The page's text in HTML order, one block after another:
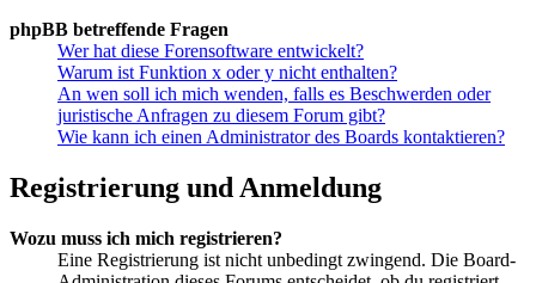
phpBB betreffende Fragen
Wer hat diese Forensoftware entwickelt?
Warum ist Funktion x oder y nicht enthalten?
An wen soll ich mich wenden, falls es Beschwerden oder
juristische Anfragen zu diesem Forum gibt?
Wie kann ich einen Administrator des Boards kontaktieren?
Registrierung und Anmeldung
Wozu muss ich mich registrieren?
Eine Registrierung ist nicht unbedingt zwingend. Die Board-